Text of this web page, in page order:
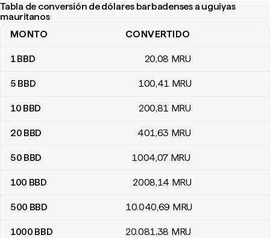
Tabla de conversión de dólares barbadenses a uguiyas
mauritanos
Tabla de conversión de dólares barbadenses a uguiyas
MONTO CONVERTIDO
1BBD 20,08 MRU
5 BBD 100,41 MRU
10 BBD 200,81 MRU
20 BBD 401,63 MRU
50 BBD 1004,07 MRU
100 BBD 2008,14 MRU
500 BBD 10.040,69 MRU
1000 BBD 20.081,38 MRU